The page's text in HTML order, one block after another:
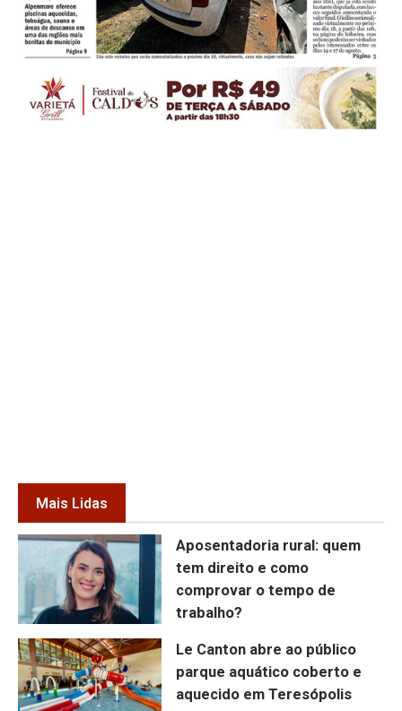
Mais Lidas
Aposentadoria rural: quem
tem direito e como
comprovar o tempo de
trabalho?
Le Canton abre ao público
parque aquático coberto e
aquecido em Teresópolis